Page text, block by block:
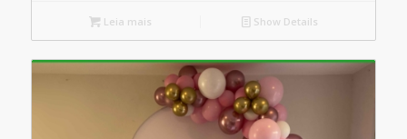
Leia mais Show Details